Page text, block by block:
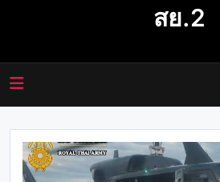
สย.2